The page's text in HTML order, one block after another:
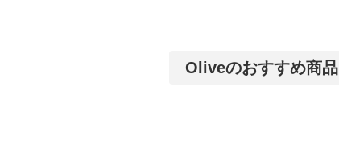
Oliveのおすすめ商品